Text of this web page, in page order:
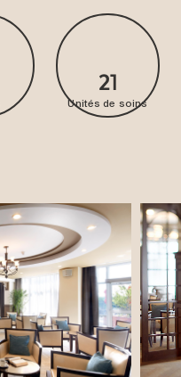
21
Unités de soins